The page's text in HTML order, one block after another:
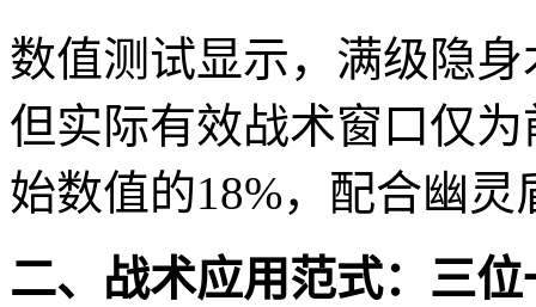
数值测试显示，满级隐
但实际有效战术窗口仅
始数值的18%，配合幽
二、战术应用范式：三